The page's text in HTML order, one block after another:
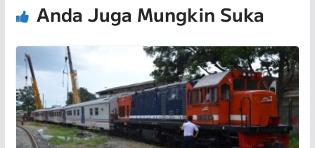
Anda Juga Mungkin Suka